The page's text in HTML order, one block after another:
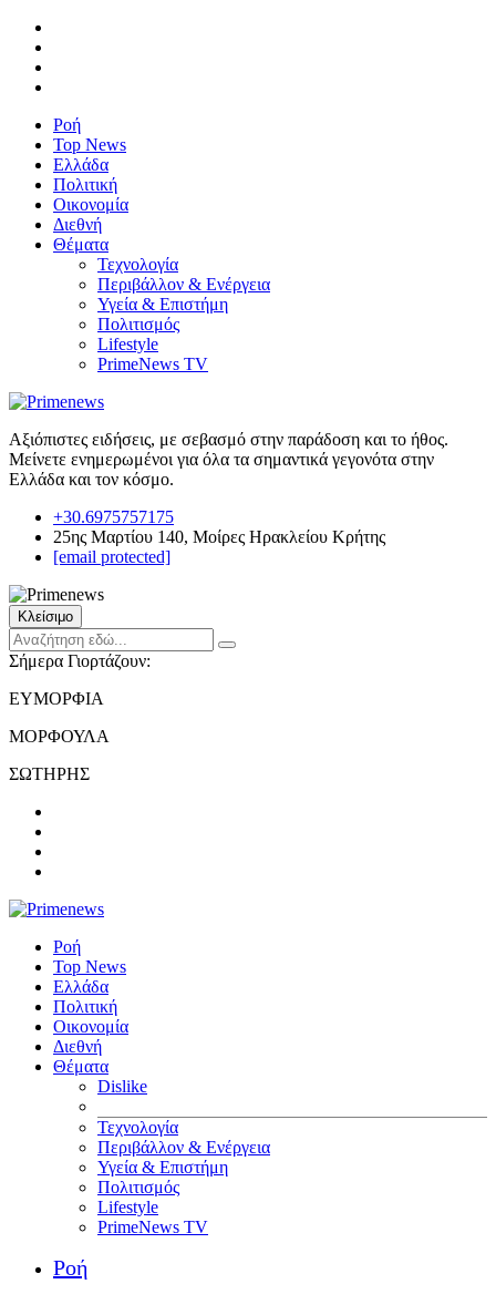
Ροή
Top News
Ελλάδα
Πολιτική
Οικονομία
Διεθνή
Θέματα
Τεχνολογία
Περιβάλλον & Ενέργεια
Υγεία & Επιστήμη
Πολιτισμός
Lifestyle
PrimeNews TV
Αξιόπιστες ειδήσεις, με σεβασμό στην παράδοση και το ήθος.
Μείνετε ενημερωμένοι για όλα τα σημαντικά γεγονότα στην
Ελλάδα και τον κόσμο.
+30.6975757175
25ης Μαρτίου 140, Μοίρες Ηρακλείου Κρήτης
[email protected]
Κλείσιμο
Σήμερα Γιορτάζουν:
ΕΥΜΟΡΦΙΑ
ΜΟΡΦΟΥΛΑ
ΣΩΤΗΡΗΣ
Ροή
Top News
Ελλάδα
Πολιτική
Οικονομία
Διεθνή
Θέματα
Dislike
Τεχνολογία
Περιβάλλον & Ενέργεια
Υγεία & Επιστήμη
Πολιτισμός
Lifestyle
PrimeNews TV
Ροή